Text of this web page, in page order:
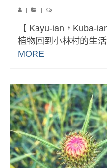
| |
【 Kayu-ian，Kuba-
植物回到小林村的生
MORE